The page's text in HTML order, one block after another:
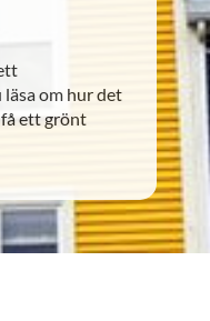
om hur det
ett grönt